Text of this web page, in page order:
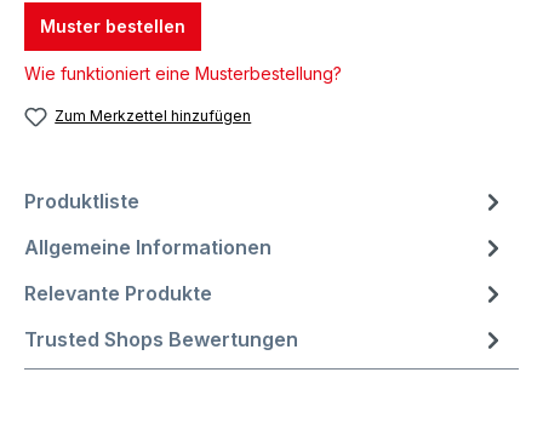
Muster bestellen
Wie funktioniert eine Musterbestellung?
Zum Merkzettel hinzufügen
Produktliste
Allgemeine Informationen
Relevante Produkte
Trusted Shops Bewertungen